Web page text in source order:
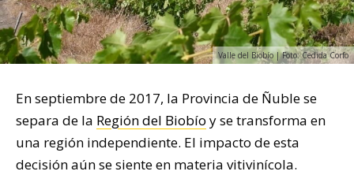
Valle del Biobío | Foto: Cedida Corfo
En septiembre de 2017, la Provincia de Ñuble se
separa de la Región del Biobío y se transforma en
una región independiente. El impacto de esta
decisión aún se siente en materia vitivinícola.